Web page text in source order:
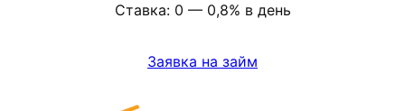
Ставка: 0 — 0,8% в день
Заявка на займ